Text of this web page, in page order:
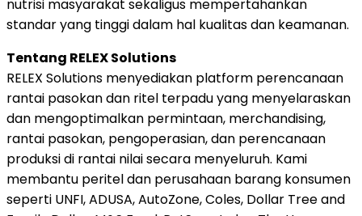
nutrisi masyarakat sekaligus mempertahankan
standar yang tinggi dalam hal kualitas dan keamanan.
Tentang RELEX Solutions
RELEX Solutions menyediakan platform perencanaan
rantai pasokan dan ritel terpadu yang menyelaraskan
dan mengoptimalkan permintaan, merchandising,
rantai pasokan, pengoperasian, dan perencanaan
produksi di rantai nilai secara menyeluruh. Kami
membantu peritel dan perusahaan barang konsumen
seperti UNFI, ADUSA, AutoZone, Coles, Dollar Tree and